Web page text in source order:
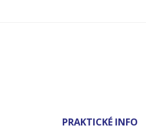
PRAKTICKÉ INFO